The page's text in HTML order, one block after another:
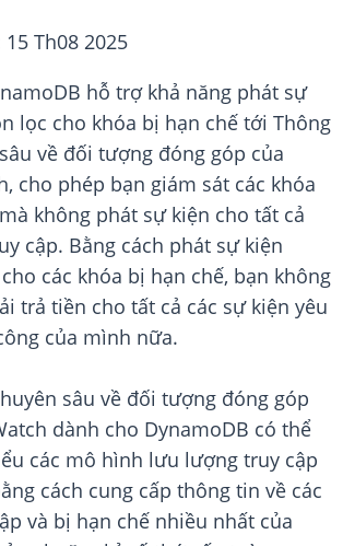
15 Th08 2025
hỗ trợ khả năng phát sự
lọc cho khóa bị hạn chế tới Thông
về đối tượng đóng góp của
cho phép bạn giám sát các khóa
không phát sự kiện cho tất cả
cập. Bằng cách phát sự kiện
các khóa bị hạn chế, bạn không
trả tiền cho tất cả các sự kiện yêu
của mình nữa.
sâu về đối tượng đóng góp
dành cho DynamoDB có thể
các mô hình lưu lượng truy cập
cách cung cấp thông tin về các
và bị hạn chế nhiều nhất của